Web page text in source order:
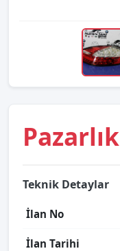
Pazarlık
Teknik Detaylar
İlan No
İlan Tarihi